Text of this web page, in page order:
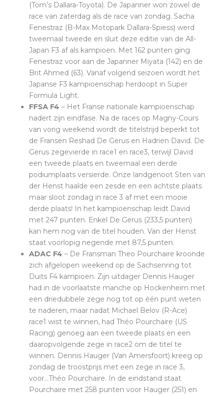
(Tom’s Dallara-Toyota). De Japanner won zowel de
race van zaterdag als de race van zondag. Sacha
Fenestraz (B-Max Motopark Dallara-Spiess) werd
tweemaal tweede en sluit deze editie van de All-
Japan F3 af als kampioen. Met 162 punten ging
Fenestraz voor aan de Japanner Miyata (142) en de
Brit Ahmed (63). Vanaf volgend seizoen wordt het
Japanse F3 kampioenschap herdoopt in Super
Formula Light.
FFSA F4 – Het Franse nationale kampioenschap
nadert zijn eindfase. Na de races op Magny-Cours
van vorig weekend wordt de titelstrijd beperkt tot
de Fransen Reshad De Gerus en Hadrien David. De
Gerus zegevierde in race1 en race3, terwijl David
een tweede plaats en tweemaal een derde
podiumplaats versierde. Onze landgenoot Sten van
der Henst haalde een zesde en een achtste plaats
maar sloot zondag in race 3 af met een mooie
derde plaats! In het kampioenschap leidt David
met 247 punten. Enkel De Gerus (233,5 punten)
kan hem nog van de titel houden. Van der Henst
staat voorlopig negende met 87,5 punten.
ADAC F4 – De Fransman Theo Pourchaire kroonde
zich afgelopen weekend op de Sachsenring tot
Duits F4 kampioen. Zijn uitdager Dennis Hauger
had in de voorlaatste manche op Hockenheim met
een driedubbele zege nog tot op één punt weten
te naderen, maar nadat Michael Belov (R-Ace)
race1 wist te winnen, had Théo Pourchaire (US
Racing) genoeg aan een tweede plaats en een
daaropvolgende zege in race2 om de titel te
winnen. Dennis Hauger (Van Amersfoort) kreeg op
zondag de troostprijs met een zege in race 3,
voor…Théo Pourchaire. In de eindstand staat
Pourchaire met 258 punten voor Hauger (251) en